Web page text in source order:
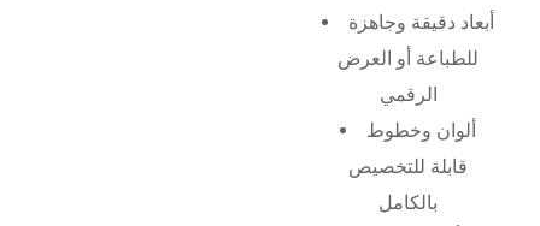
أبعاد دقيقة وجاهزة
للطباعة أو العرض
الرقمي
ألوان وخطوط
قابلة للتخصيص
بالكامل